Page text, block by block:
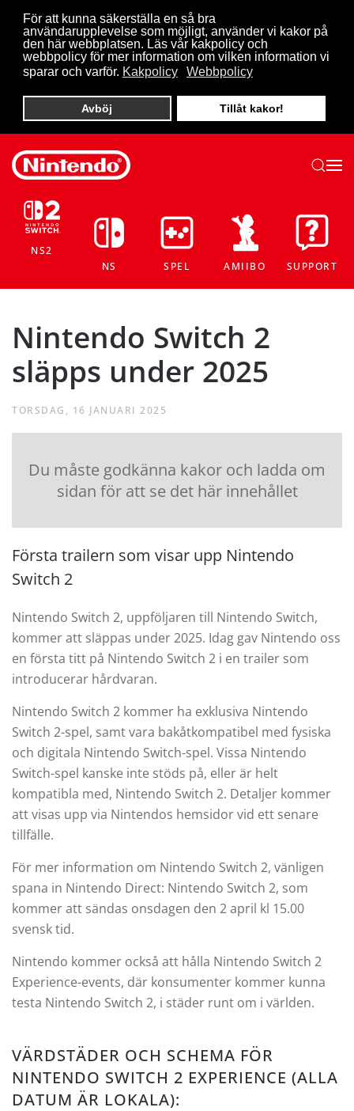
För att kunna säkerställa en så bra
användarupplevelse som möjligt, använder vi kakor på
den här webbplatsen. Läs vår kakpolicy och
webbpolicy för mer information om vilken information vi
sparar och varför. Kakpolicy Webbpolicy
Avböj Tillåt kakor!
Skip to main content
NS2
NS
SPEL AMIIBO SUPPORT
Nintendo Switch 2
släpps under 2025
TORSDAG, 16 JANUARI 2025
Du måste godkänna kakor och ladda om
sidan för att se det här innehållet
Första trailern som visar upp Nintendo
Switch 2
Nintendo Switch 2, uppföljaren till Nintendo Switch,
kommer att släppas under 2025. Idag gav Nintendo oss
en första titt på Nintendo Switch 2 i en trailer som
introducerar hårdvaran.
Nintendo Switch 2 kommer ha exklusiva Nintendo
Switch 2-spel, samt vara bakåtkompatibel med fysiska
och digitala Nintendo Switch-spel. Vissa Nintendo
Switch-spel kanske inte stöds på, eller är helt
kompatibla med, Nintendo Switch 2. Detaljer kommer
att visas upp via Nintendos hemsidor vid ett senare
tillfälle.
För mer information om Nintendo Switch 2, vänligen
spana in Nintendo Direct: Nintendo Switch 2, som
kommer att sändas onsdagen den 2 april kl 15.00
svensk tid.
Nintendo kommer också att hålla Nintendo Switch 2
Experience-events, där konsumenter kommer kunna
testa Nintendo Switch 2, i städer runt om i världen.
VÄRDSTÄDER OCH SCHEMA FÖR
NINTENDO SWITCH 2 EXPERIENCE (ALLA
DATUM ÄR LOKALA):